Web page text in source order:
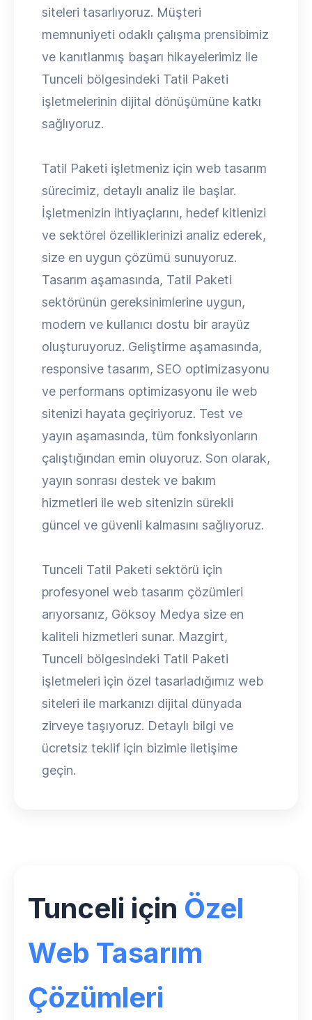
siteleri tasarlıyoruz. Müşteri
memnuniyeti odaklı çalışma prensibimiz
ve kanıtlanmış başarı hikayelerimiz ile
Tunceli bölgesindeki Tatil Paketi
işletmelerinin dijital dönüşümüne katkı
sağlıyoruz.
Tatil Paketi işletmeniz için web tasarım
sürecimiz, detaylı analiz ile başlar.
İşletmenizin ihtiyaçlarını, hedef kitlenizi
ve sektörel özelliklerinizi analiz ederek,
size en uygun çözümü sunuyoruz.
Tasarım aşamasında, Tatil Paketi
sektörünün gereksinimlerine uygun,
modern ve kullanıcı dostu bir arayüz
oluşturuyoruz. Geliştirme aşamasında,
responsive tasarım, SEO optimizasyonu
ve performans optimizasyonu ile web
sitenizi hayata geçiriyoruz. Test ve
yayın aşamasında, tüm fonksiyonların
çalıştığından emin oluyoruz. Son olarak,
yayın sonrası destek ve bakım
hizmetleri ile web sitenizin sürekli
güncel ve güvenli kalmasını sağlıyoruz.
Tunceli Tatil Paketi sektörü için
profesyonel web tasarım çözümleri
arıyorsanız, Göksoy Medya size en
kaliteli hizmetleri sunar. Mazgirt,
Tunceli bölgesindeki Tatil Paketi
işletmeleri için özel tasarladığımız web
siteleri ile markanızı dijital dünyada
zirveye taşıyoruz. Detaylı bilgi ve
ücretsiz teklif için bizimle iletişime
geçin.
Tunceli için Özel
Web Tasarım
Çözümleri